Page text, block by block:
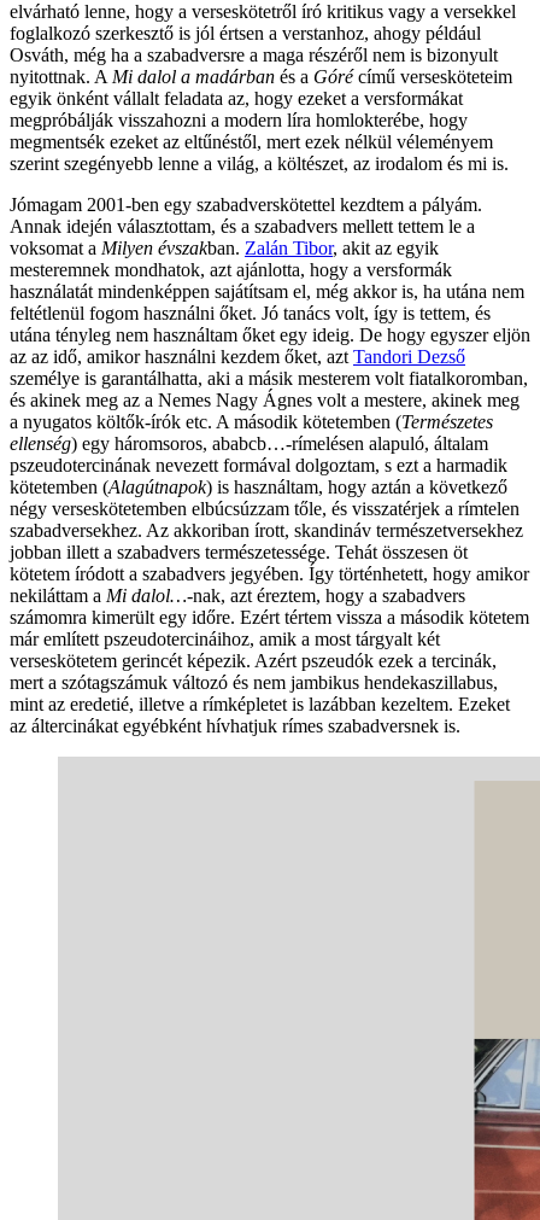
elvárható lenne, hogy a verseskötetről író kritikus vagy a versekkel
foglalkozó szerkesztő is jól értsen a verstanhoz, ahogy például
Osváth, még ha a szabadversre a maga részéről nem is bizonyult
nyitottnak. A Mi dalol a madárban és a Górécímű versesköteteim
egyik önként vállalt feladata az, hogy ezeket a versformákat
megpróbálják visszahozni a modern líra homlokterébe, hogy
megmentsék ezeket az eltűnéstől, mert ezek nélkül véleményem
szerint szegényebb lenne a világ, a költészet, az irodalom és mi is.
Jómagam 2001-ben egy szabadverskötettel kezdtem a pályám.
Annak idején választottam, és a szabadvers mellett tettem le a
voksomat a Milyen évszakban. Zalán Tibor, akit az egyik
mesteremnek mondhatok, azt ajánlotta, hogy a versformák
használatát mindenképpen sajátítsam el, még akkor is, ha utána nem
feltétlenül fogom használni őket. Jó tanács volt, így is tettem, és
utána tényleg nem használtam őket egy ideig. De hogy egyszer eljön
az az idő, amikor használni kezdem őket, azt Tandori Dezső
személye is garantálhatta, aki a másik mesterem volt fiatalkoromban,
és akinek meg az a Nemes Nagy Ágnes volt a mestere, akinek meg
a nyugatos költők-írók etc. A második kötetemben (Természetes
ellenség) egy háromsoros, ababcb…-rímelésen alapuló, általam
pszeudotercinának nevezett formával dolgoztam, s ezt a harmadik
kötetemben (Alagútnapok) is használtam, hogy aztán a következő
négy verseskötetemben elbúcsúzzam tőle, és visszatérjek a rímtelen
szabadversekhez. Az akkoriban írott, skandináv természetversekhez
jobban illett a szabadvers természetessége. Tehát összesen öt
kötetem íródott a szabadvers jegyében. Így történhetett, hogy amikor
nekiláttam a Mi dalol…-nak, azt éreztem, hogy a szabadvers
számomra kimerült egy időre. Ezért tértem vissza a második kötetem
már említett pszeudotercináihoz, amik a most tárgyalt két
verseskötetem gerincét képezik. Azért pszeudók ezek a tercinák,
mert a szótagszámuk változó és nem jambikus hendekaszillabus,
mint az eredetié, illetve a rímképletet is lazábban kezeltem. Ezeket
az áltercinákat egyébként hívhatjuk rímes szabadversnek is.